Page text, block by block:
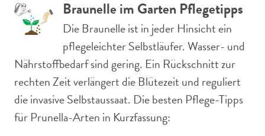
Braunelle im Garten Pflegetipps
Die Braunelle ist in jeder Hinsicht ein
pflegeleichter Selbstläufer. Wasser- und
Nährstoffbedarf sind gering. Ein Rückschnitt zur
rechten Zeit verlängert die Blütezeit und reguliert
die invasive Selbstaussaat. Die besten Pflege-Tipps
für Prunella-Arten in Kurzfassung: